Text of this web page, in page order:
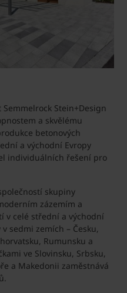
Stein+Design
a skvělému
betonových
a východní Evropy
individuálních řešení pro
skupiny
zázemím a
v celé střední a východní
sedmi zemích – Česku,
Rumunsku a
ve Slovinsku, Srbsku,
a Makedonii zaměstnává